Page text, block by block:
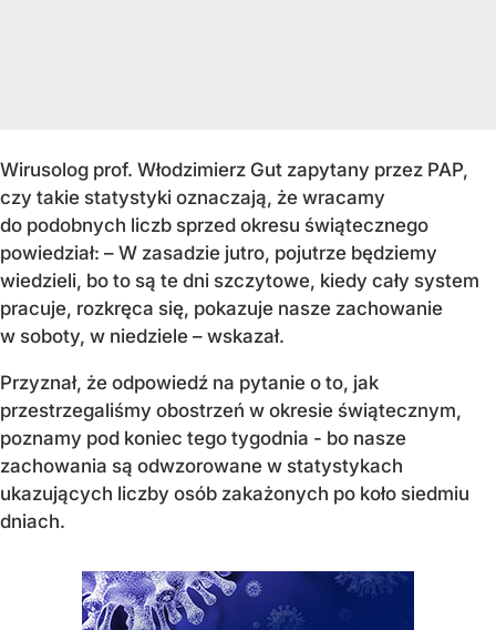
Wirusolog prof. Włodzimierz Gut zapytany przez PAP,
czy takie statystyki oznaczają, że wracamy
do podobnych liczb sprzed okresu świątecznego
powiedział: – W zasadzie jutro, pojutrze będziemy
wiedzieli, bo to są te dni szczytowe, kiedy cały system
pracuje, rozkręca się, pokazuje nasze zachowanie
w soboty, w niedziele – wskazał.
Przyznał, że odpowiedź na pytanie o to, jak
przestrzegaliśmy obostrzeń w okresie świątecznym,
poznamy pod koniec tego tygodnia - bo nasze
zachowania są odwzorowane w statystykach
ukazujących liczby osób zakażonych po koło siedmiu
dniach.